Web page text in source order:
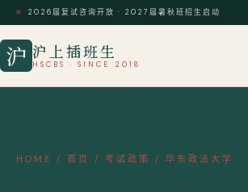
2026届复试咨询开放 · 2027届暑秋班招生启动
沪 沪上插班生
HSCBS · SINCE 2018
HOME / 首页 / 考试政策 / 华东政法大学